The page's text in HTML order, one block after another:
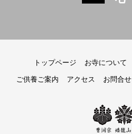
トップページ お寺について
ご供養ご案内 アクセス お問合せ